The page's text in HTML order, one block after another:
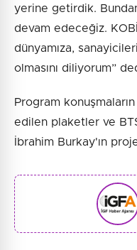
yerine getirdik.
devam edeceğiz.
dünyamıza,
olmasını diliyorum”
Program
edilen plaketler ve
İbrahim Burkay'ın